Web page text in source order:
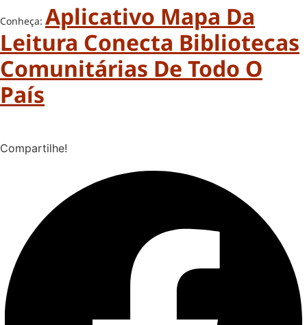
Conheça: Aplicativo Mapa Da
Leitura Conecta Bibliotecas
Comunitárias De Todo O
País
Compartilhe!